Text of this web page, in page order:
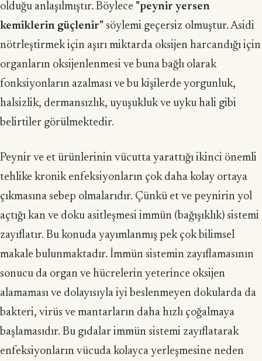
olduğu anlaşılmıştır. Böylece "peynir yersen
kemiklerin güçlenir" söylemi geçersiz olmuştur. Asidi
nötrleştirmek için aşırı miktarda oksijen harcandığı için
organların oksijenlenmesi ve buna bağlı olarak
fonksiyonların azalması ve bu kişilerde yorgunluk,
halsizlik, dermansızlık, uyuşukluk ve uyku hali gibi
belirtiler görülmektedir.
Peynir ve et ürünlerinin vücutta yarattığı ikinci önemli
tehlike kronik enfeksiyonların çok daha kolay ortaya
çıkmasına sebep olmalarıdır. Çünkü et ve peynirin yol
açtığı kan ve doku asitleşmesi immün (bağışıklık) sistemi
zayıflatır. Bu konuda yayımlanmış pek çok bilimsel
makale bulunmaktadır. İmmün sistemin zayıflamasının
sonucu da organ ve hücrelerin yeterince oksijen
alamaması ve dolayısıyla iyi beslenmeyen dokularda da
bakteri, virüs ve mantarların daha hızlı çoğalmaya
başlamasıdır. Bu gıdalar immün sistemi zayıflatarak
enfeksiyonların vücuda kolayca yerleşmesine neden